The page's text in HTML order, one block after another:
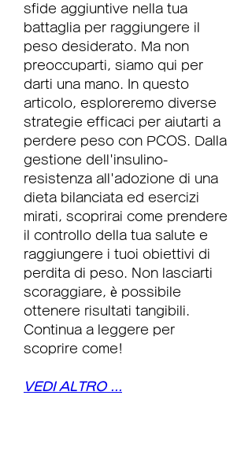
sfide aggiuntive nella tua
battaglia per raggiungere il
peso desiderato. Ma non
preoccuparti, siamo qui per
darti una mano. In questo
articolo, esploreremo diverse
strategie efficaci per aiutarti a
perdere peso con PCOS. Dalla
gestione dell'insulino-
resistenza all'adozione di una
dieta bilanciata ed esercizi
mirati, scoprirai come prendere
il controllo della tua salute e
raggiungere i tuoi obiettivi di
perdita di peso. Non lasciarti
scoraggiare, è possibile
ottenere risultati tangibili.
Continua a leggere per
scoprire come!
VEDI ALTRO ...